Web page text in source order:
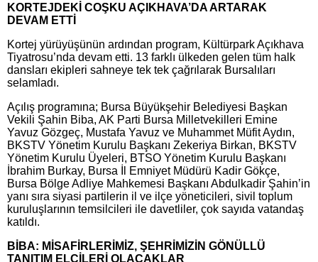
KORTEJDEKİ COŞKU AÇIKHAVA’DA ARTARAK
DEVAM ETTİ
Kortej yürüyüşünün ardından program, Kültürpark Açıkhava
Tiyatrosu’nda devam etti. 13 farklı ülkeden gelen tüm halk
dansları ekipleri sahneye tek tek çağrılarak Bursalıları
selamladı.
Açılış programına; Bursa Büyükşehir Belediyesi Başkan
Vekili Şahin Biba, AK Parti Bursa Milletvekilleri Emine
Yavuz Gözgeç, Mustafa Yavuz ve Muhammet Müfit Aydın,
BKSTV Yönetim Kurulu Başkanı Zekeriya Birkan, BKSTV
Yönetim Kurulu Üyeleri, BTSO Yönetim Kurulu Başkanı
İbrahim Burkay, Bursa İl Emniyet Müdürü Kadir Gökçe,
Bursa Bölge Adliye Mahkemesi Başkanı Abdulkadir Şahin’in
yanı sıra siyasi partilerin il ve ilçe yöneticileri, sivil toplum
kuruluşlarının temsilcileri ile davetliler, çok sayıda vatandaş
katıldı.
BİBA: MİSAFİRLERİMİZ, ŞEHRİMİZİN GÖNÜLLÜ
TANITIM ELÇİLERİ OLACAKLAR